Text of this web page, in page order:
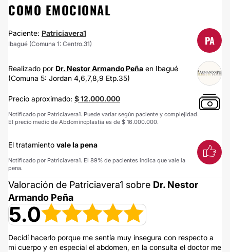
COMO EMOCIONAL
Paciente: Patriciavera1
Ibagué (Comuna 1: Centro.31) PA
Realizado por Dr. Nestor Armando Peña en Ibagué
(Comuna 5: Jordan 4,6,7,8,9 Etp.35)
Precio aproximado: $ 12.000.000
Notificado por Patriciavera1. Puede variar según paciente y complejidad.
El precio medio de Abdominoplastia es de $ 16.000.000.
El tratamiento vale la pena
Notificado por Patriciavera1. El 89% de pacientes indica que vale la
pena.
Valoración de Patriciavera1 sobre Dr. Nestor
Armando Peña
5.0
Decidí hacerlo porque me sentía muy insegura con respecto a
mi cuerpo y en especial el abdomen, en la consulta el doctor me